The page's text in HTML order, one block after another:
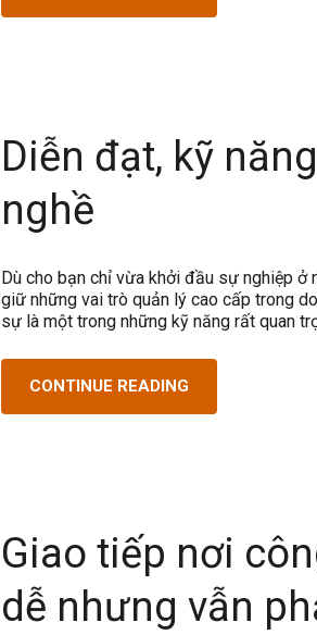
Diễn đạt, kỹ
nghề
Dù cho bạn chỉ vừa khởi đầu sự nghiệp ở
giữ những vai trò quản lý cao cấp trong
sự là một trong những kỹ năng rất quan
CONTINUE READING
Giao tiếp nơi
dễ nhưng vẫn